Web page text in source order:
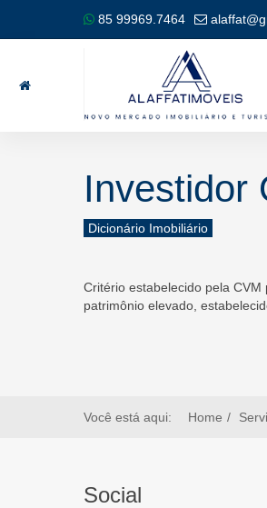
85 99969.7464
Investidor
Dicionário Imobiliário
Critério estabelecido pela
patrimônio elevado,
Você está aqui: Home
Social